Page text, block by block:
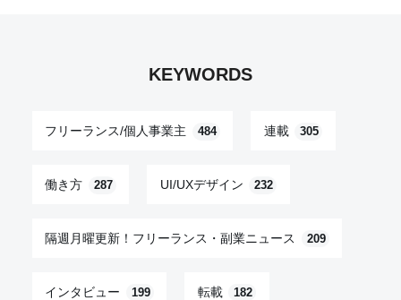
KEYWORDS
フリーランス/個人事業主 484 連載 305
働き方 287 UI/UXデザイン 232
隔週月曜更新！フリーランス・副業ニュース 209
インタビュー 199 転載 182